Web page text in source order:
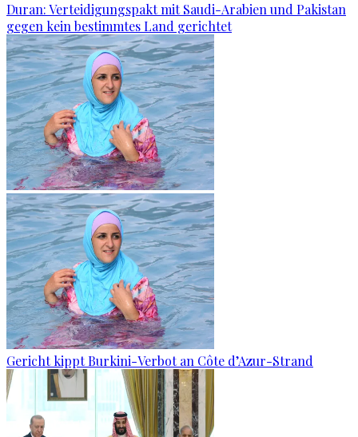
Duran: Verteidigungspakt mit Saudi-Arabien und Pakistan
gegen kein bestimmtes Land gerichtet
Gericht kippt Burkini-Verbot an Côte d’Azur-Strand